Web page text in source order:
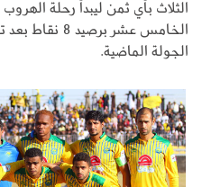
الثلاث بأي ثمن ليبدأ رحلة
الخامس عشر
الجولة الماضية.